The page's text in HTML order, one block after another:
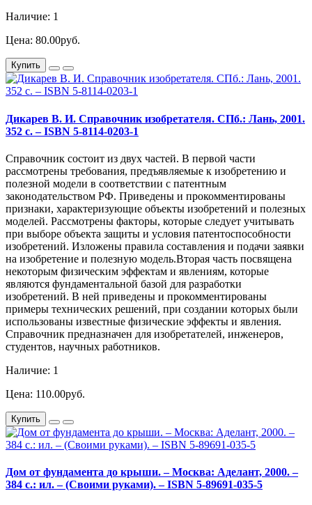
Наличие: 1
Цена: 80.00руб.
Купить
Дикарев В. И. Справочник изобретателя. СПб.: Лань, 2001.
352 с. – ISBN 5-8114-0203-1
Справочник состоит из двух частей. В первой части
рассмотрены требования, предъявляемые к изобретению и
полезной модели в соответствии с патентным
законодательством РФ. Приведены и прокомментированы
признаки, характеризующие объекты изобретений и полезных
моделей. Рассмотрены факторы, которые следует учитывать
при выборе объекта защиты и условия патентоспособности
изобретений. Изложены правила составления и подачи заявки
на изобретение и полезную модель.Вторая часть посвящена
некоторым физическим эффектам и явлениям, которые
являются фундаментальной базой для разработки
изобретений. В ней приведены и прокомментированы
примеры технических решений, при создании которых были
использованы известные физические эффекты и явления.
Справочник предназначен для изобретателей, инженеров,
студентов, научных работников.
Наличие: 1
Цена: 110.00руб.
Купить
Дом от фундамента до крыши. – Москва: Аделант, 2000. –
384 с.: ил. – (Своими руками). – ISBN 5-89691-035-5